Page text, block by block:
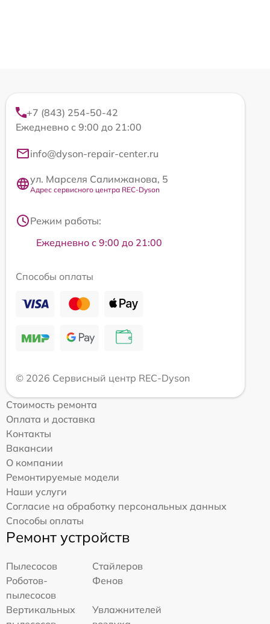
+7 (843) 254-50-42
Ежедневно с 9:00 до 21:00
info@dyson-repair-center.ru
ул. Марселя Салимжанова, 5
Адрес сервисного центра REC-Dyson
Режим работы:
Ежедневно с 9:00 до 21:00
Способы оплаты
© 2026 Сервисный центр REC-Dyson
Стоимость ремонта
Оплата и доставка
Контакты
Вакансии
О компании
Ремонтируемые модели
Наши услуги
Согласие на обработку персональных данных
Способы оплаты
Ремонт устройств
Пылесосов
Стайлеров
Роботов-
пылесосов
Фенов
Вертикальных
Увлажнителей